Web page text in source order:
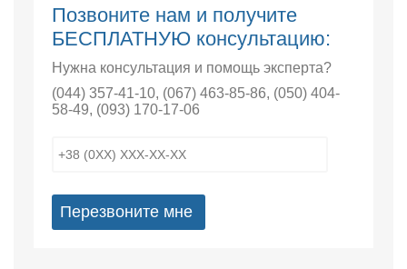
Позвоните нам и получите
БЕСПЛАТНУЮ консультацию:
Нужна консультация и помощь эксперта?
(044) 357-41-10, (067) 463-85-86, (050) 404-
58-49, (093) 170-17-06
Перезвоните мне